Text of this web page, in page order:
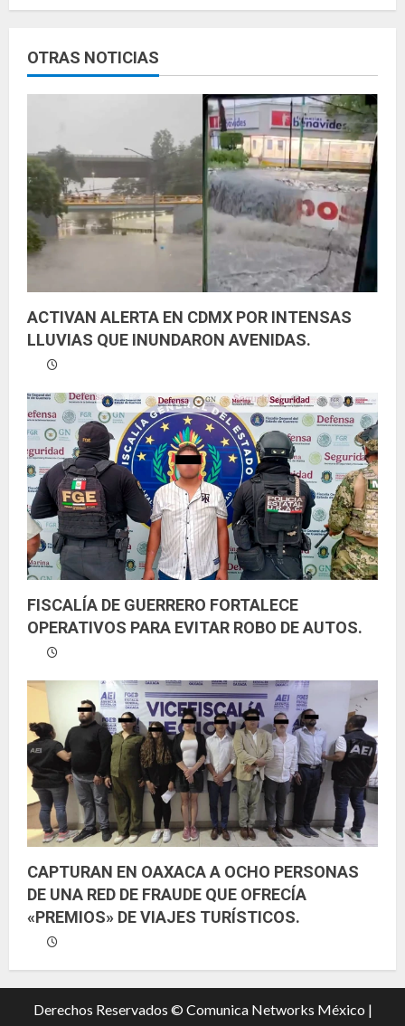
y
e
d
o
OTRAS NOTICIAS
ACTIVAN ALERTA EN CDMX POR INTENSAS
LLUVIAS QUE INUNDARON AVENIDAS.
FISCALÍA DE GUERRERO FORTALECE
OPERATIVOS PARA EVITAR ROBO DE AUTOS.
CAPTURAN EN OAXACA A OCHO PERSONAS
DE UNA RED DE FRAUDE QUE OFRECÍA
«PREMIOS» DE VIAJES TURÍSTICOS.
Derechos Reservados © Comunica Networks México |